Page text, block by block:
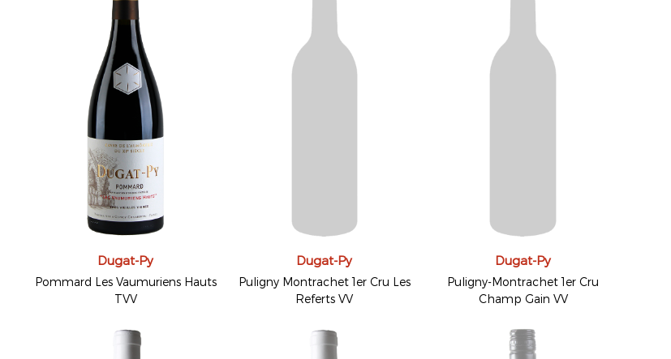
Dugat-Py
Pommard Les Vaumuriens Hauts
TVV
Dugat-Py
Puligny Montrachet 1er Cru Les
Referts VV
Dugat-Py
Puligny-Montrachet 1er Cru
Champ Gain VV